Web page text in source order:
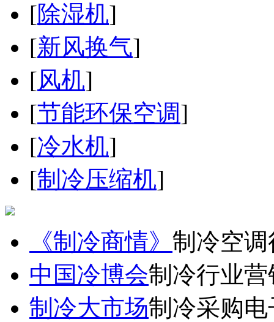
[除湿机]
[新风换气]
[风机]
[节能环保空调]
[冷水机]
[制冷压缩机]
《制冷商情》 制冷空
中国冷博会制冷行业
制冷大市场制冷采购